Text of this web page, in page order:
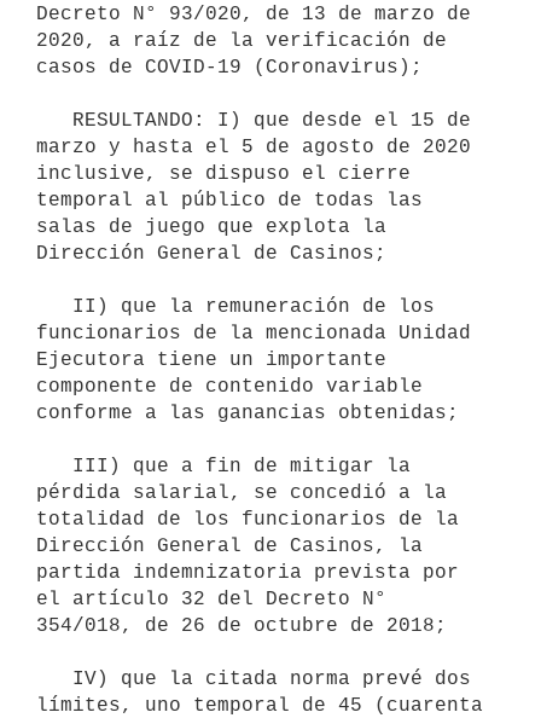
Decreto N° 93/020, de 13 de marzo de
2020, a raíz de la verificación de
casos de COVID-19 (Coronavirus);
marzo y hasta el 5 de agosto de 2020
inclusive, se dispuso el cierre
temporal al público de todas las
salas de juego que explota la
Dirección General de Casinos;
funcionarios de la mencionada Unidad
Ejecutora tiene un importante
componente de contenido variable
conforme a las ganancias obtenidas;
pérdida salarial, se concedió a la
totalidad de los funcionarios de la
Dirección General de Casinos, la
partida indemnizatoria prevista por
el artículo 32 del Decreto N°
354/018, de 26 de octubre de 2018;
límites, uno temporal de 45 (cuarenta